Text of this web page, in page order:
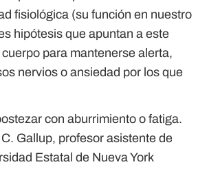
fisiológica (su función en nuestro
hipótesis que apuntan a este
para mantenerse alerta,
nervios o ansiedad por los que
con aburrimiento o fatiga.
Gallup, profesor asistente de
Estatal de Nueva York